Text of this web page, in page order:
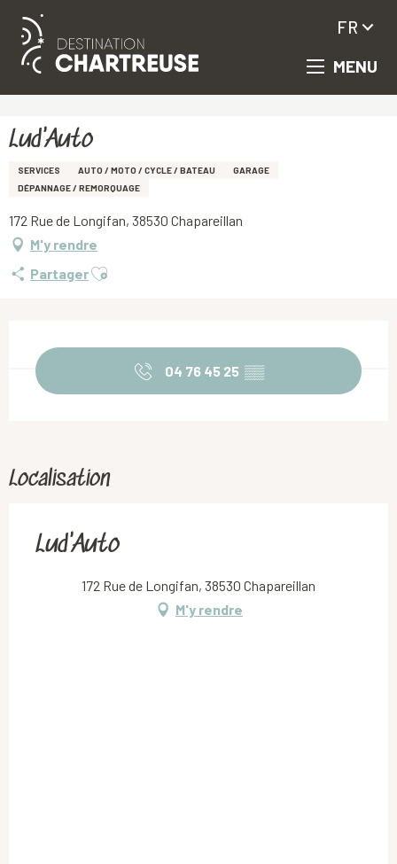
Aller
principal
MENU
FR
Lud'Auto
SERVICES AUTO / MOTO / CYCLE / BATEAU
GARAGE
DÉPANNAGE / REMORQUAGE
172 Rue de Longifan, 38530 Chapareillan
M'y rendre
PartagerAjouter aux favoris
04 76 45 25 ▒▒
Localisation
Lud'Auto
172 Rue de Longifan, 38530 Chapareillan
M'y rendre